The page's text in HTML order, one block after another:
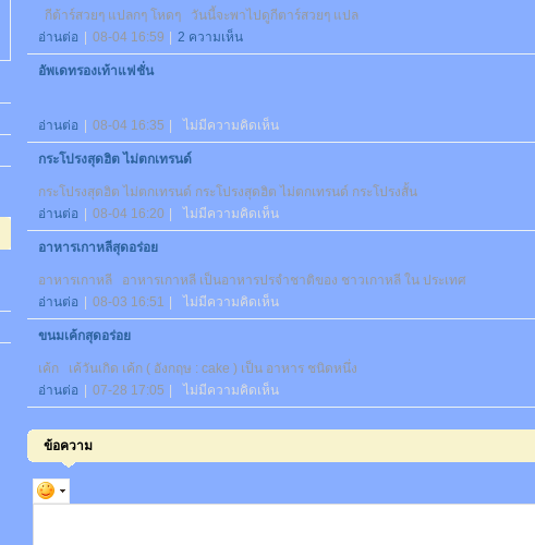
กีต้าร์สวยๆ แปลกๆ โหดๆ วันนี้จะพาไปดูกีตาร์สวยๆ แปล
อ่านต่อ
08-04 16:59 2 ความเห็น
อัพเดทรองเท้าแฟชั่น
อ่านต่อ 08-04 16:35 ไม่มีความคิดเห็น
กระโปรงสุดฮิต ไม่ตกเทรนด์
กระโปรงสุดฮิต ไม่ตกเทรนด์ กระโปรงสุดฮิต ไม่ตกเทรนด์ กระโปรงสั้น
อ่านต่อ
08-04 16:20 ไม่มีความคิดเห็น
อาหารเกาหลีสุดอร่อย
อาหารเกาหลี อาหารเกาหลี เป็นอาหารปรจำชาติของ ชาวเกาหลี ใน ประเทศ
อ่านต่อ
08-03 16:51 ไม่มีความคิดเห็น
ขนมเค้กสุดอร่อย
เค้ก เค้วันเกิด เค้ก ( อังกฤษ : cake ) เป็น อาหาร ชนิดหนึ่ง
อ่านต่อ
07-28 17:05 ไม่มีความคิดเห็น
ข้อความ